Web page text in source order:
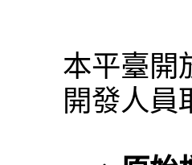
本平臺開
開發人員